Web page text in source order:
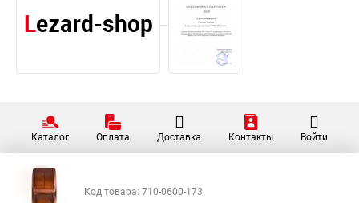
Каталог Оплата Доставка Контакты Войти
Код товара: 710-0600-173